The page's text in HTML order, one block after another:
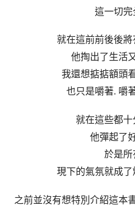
這一切完
就在這前前後後
他掏出了生活
我還想掂掂額頭
也只是嚼著. 嚼
就在這些都
他彈起了
於是所
現下的氣氛就成了
之前並沒有想特別介紹這本